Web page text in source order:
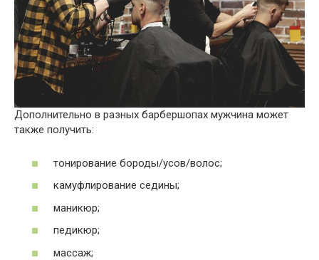
Дополнительно в разных барбершопах мужчина может
также получить:
тонирование бороды/усов/волос;
камуфлирование седины;
маникюр;
педикюр;
массаж;